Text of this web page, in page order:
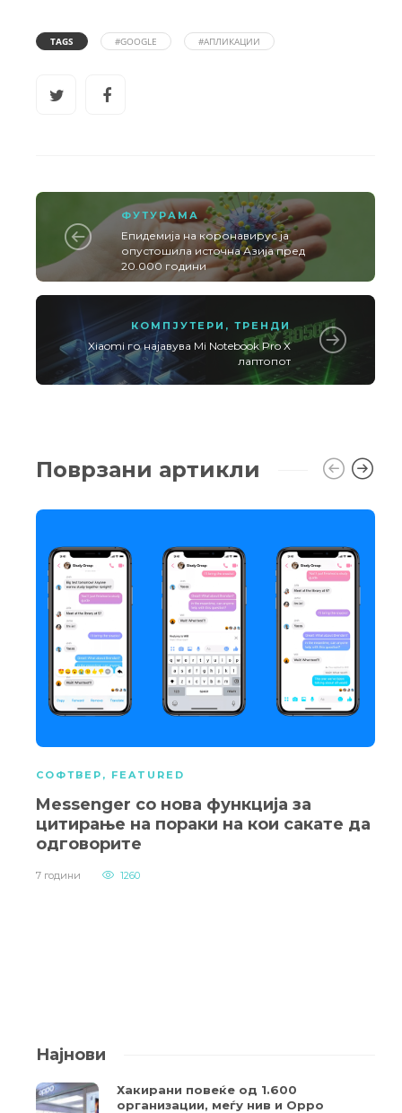
TAGS #GOOGLE #АПЛИКАЦИИ
ФУТУРАМА
Епидемија на коронавирус ја
опустошила источна Азија пред
20.000 години
КОМПЈУТЕРИ , ТРЕНДИ
Xiaomi го најавува Mi Notebook Pro X
лаптопот
Поврзани артикли
СОФТВЕР , FEATURED
Messenger со нова функција за
цитирање на пораки на кои сакате да
одговорите
7 години 1260
Најнови
Хакирани повеќе од 1.600
организации, меѓу нив и Oppo